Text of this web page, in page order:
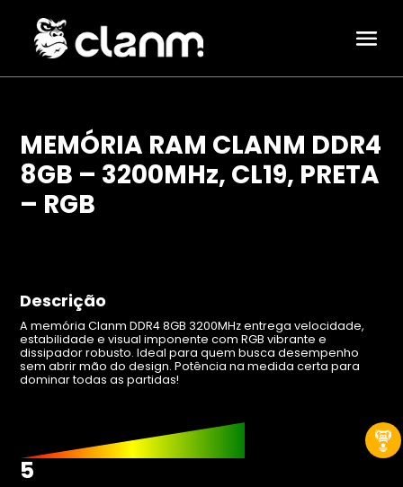
Periféricos
Mouses
Mousepads
Combos
MEMÓRIA RAM CLANM DDR4
8GB – 3200MHz, CL19, PRETA
– RGB
Descrição
A memória Clanm DDR4 8GB 3200MHz entrega velocidade,
estabilidade e visual imponente com RGB vibrante e
dissipador robusto. Ideal para quem busca desempenho
sem abrir mão do design. Potência na medida certa para
dominar todas as partidas!
5